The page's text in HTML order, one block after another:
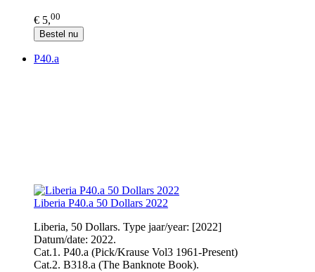
€ 5,00
Bestel nu
P40.a
Liberia P40.a 50 Dollars 2022
Liberia, 50 Dollars. Type jaar/year: [2022]
Datum/date: 2022.
Cat.1. P40.a (Pick/Krause Vol3 1961-Present)
Cat.2. B318.a (The Banknote Book).